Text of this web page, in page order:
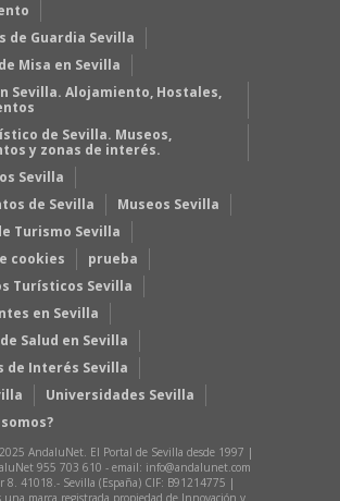
de Guardia Sevilla
Misa en Sevilla
Sevilla. Alojamiento, Hostales,
de Sevilla. Museos,
y zonas de interés.
Sevilla
de Sevilla
Museos Sevilla
Turismo Sevilla
cookies
prueba
Turísticos Sevilla
en Sevilla
Salud en Sevilla
de Interés Sevilla
Universidades Sevilla
AndaluNet. El Portal de Sevilla desde 1997 |
955 703 610 - email: info@andalunet.com
8. 41018.- Sevilla (España) CIF: B91214775 |